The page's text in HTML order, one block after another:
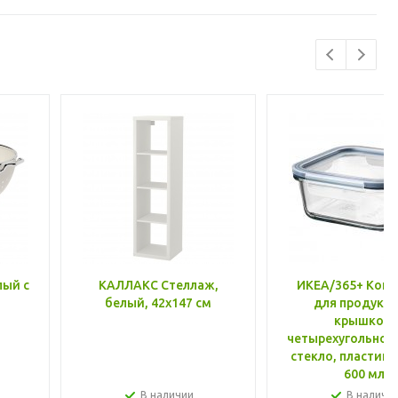
с
КАЛЛАКС Стеллаж,
белый, 42x147 см
В наличии
ИКЕА/365+
для
крышкой,
стекло, пластик
600 мл
В